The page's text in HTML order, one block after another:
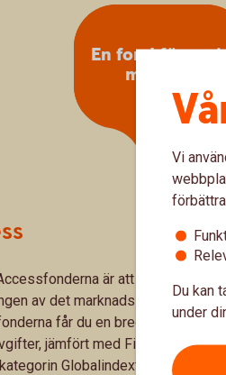
är att så långt som
av det marknadsindex
får du en bred exponering
jämfört med
Globalindexfonder per
En fond för
marknad
Vi
Du kan
under